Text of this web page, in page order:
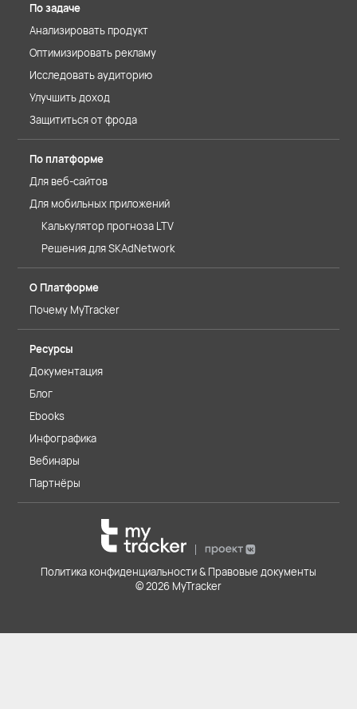
По задаче
Анализировать продукт
Оптимизировать рекламу
Исследовать аудиторию
Улучшить доход
Защититься от фрода
По платформе
Для веб-сайтов
Для мобильных приложений
Калькулятор прогноза LTV
Решения для SKAdNetwork
О Платформе
Почему MyTracker
Ресурсы
Документация
Блог
Ebooks
Инфографика
Вебинары
Партнёры
Политика конфиденциальности & Правовые документы
© 2026 MyTracker